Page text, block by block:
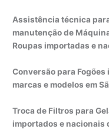
Assistência técnica
manutenção de
Roupas importadas e
Conversão para
marcas e modelos em
Troca de Filtros para
importados e nacionais